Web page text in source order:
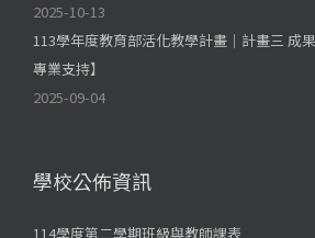
2025-10-13
113學年度教育部活化教學計畫｜計畫三 成
專業支持】
2025-09-04
學校公佈資訊
114學度第二學期班級與教師課表